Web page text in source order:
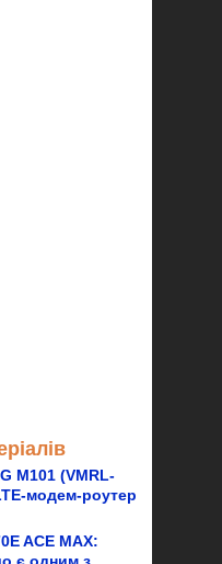
M101 (VMRL-
модем-роутер
ACE MAX: